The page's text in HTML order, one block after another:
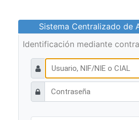
Sistema Centralizado de
Identificación mediante